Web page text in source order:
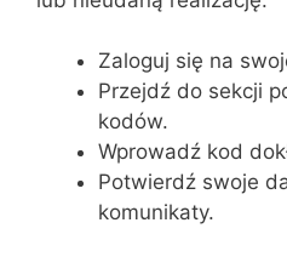
Zaloguj się na
Przejdź do sekcji
kodów.
Wprowadź kod
Potwierdź swoje
komunikaty.